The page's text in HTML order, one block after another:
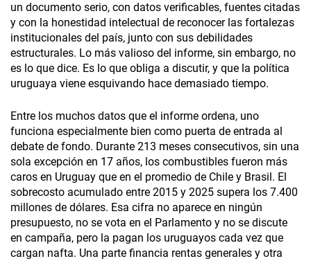
un documento serio, con datos verificables, fuentes citadas
y con la honestidad intelectual de reconocer las fortalezas
institucionales del país, junto con sus debilidades
estructurales. Lo más valioso del informe, sin embargo, no
es lo que dice. Es lo que obliga a discutir, y que la política
uruguaya viene esquivando hace demasiado tiempo.
Entre los muchos datos que el informe ordena, uno
funciona especialmente bien como puerta de entrada al
debate de fondo. Durante 213 meses consecutivos, sin una
sola excepción en 17 años, los combustibles fueron más
caros en Uruguay que en el promedio de Chile y Brasil. El
sobrecosto acumulado entre 2015 y 2025 supera los 7.400
millones de dólares. Esa cifra no aparece en ningún
presupuesto, no se vota en el Parlamento y no se discute
en campaña, pero la pagan los uruguayos cada vez que
cargan nafta. Una parte financia rentas generales y otra